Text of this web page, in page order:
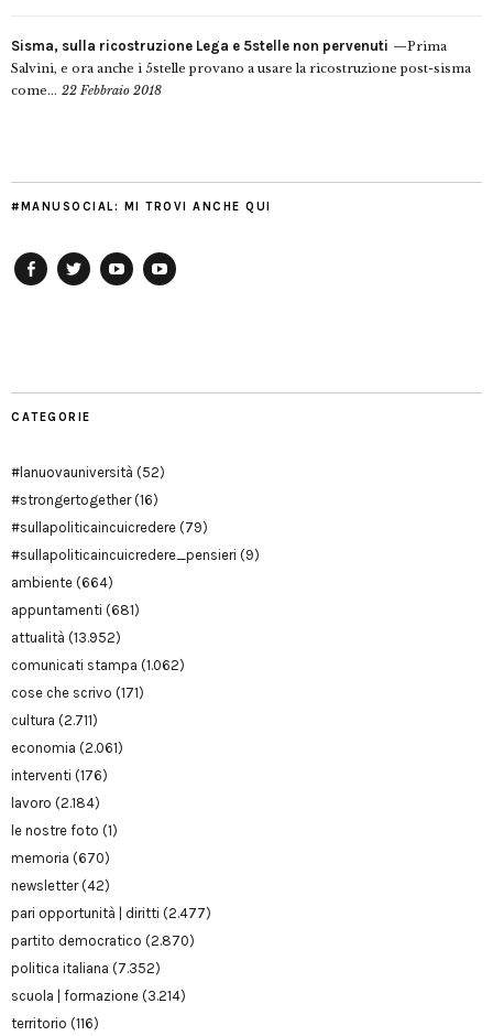
Sisma, sulla ricostruzione Lega e 5stelle non pervenuti
Prima
Salvini, e ora anche i 5stelle provano a usare la ricostruzione post-sisma
come... 22 Febbraio 2018
#MANUSOCIAL: MI TROVI ANCHE QUI
CATEGORIE
#lanuovauniversità (52)
#strongertogether(16)
#sullapoliticaincuicredere (79)
#sullapoliticaincuicredere_pensieri (9)
ambiente (664)
appuntamenti (681)
attualità (13.952)
comunicati stampa (1.062)
cose che scrivo (171)
cultura (2.711)
economia (2.061)
interventi (176)
lavoro (2.184)
le nostre foto (1)
memoria (670)
newsletter(42)
pari opportunità | diritti (2.477)
partito democratico (2.870)
politica italiana (7.352)
scuola | formazione (3.214)
territorio (116)